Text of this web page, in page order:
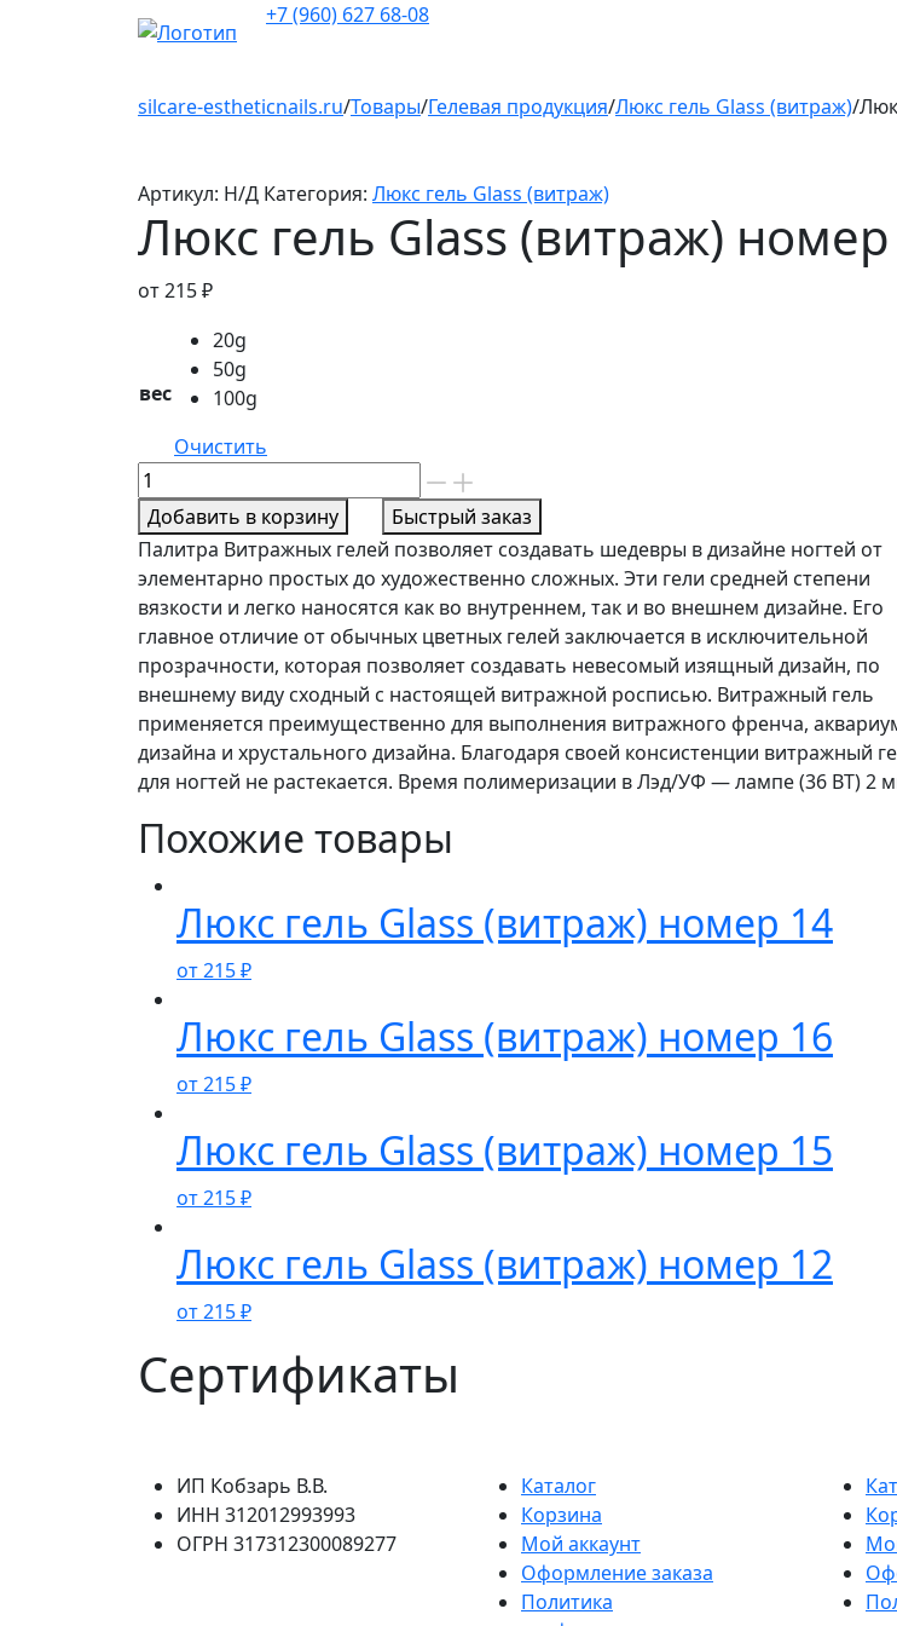
+7 (960) 627 68-08
silcare-estheticnails.ru/Товары/Гелевая продукция/Люкс гель Glass (витраж)/
Артикул: Н/Д Категория: Люкс гель Glass (витраж)
Люкс гель Glass (витраж)
от215₽
вес
20g
50g
100g
Очистить
Количество
товара
Люкс
гель
Glass
(витраж)
номер
7
Добавить в корзину
Быстрый заказ
Палитра Витражных гелей позволяет создавать шедевры в дизайне ногтей от
элементарно простых до художественно сложных. Эти гели cредней степени
вязкости и легко наносятся как во внутреннем, так и во внешнем дизайне. Его
главное отличие от обычных цветных гелей заключается в исключительной
прозрачности, которая позволяет создавать невесомый изящный дизайн, по
внешнему виду сходный с настоящей витражной росписью. Витражный гель
применяется преимущественно для выполнения витражного френча,
дизайна и хрустального дизайна. Благодаря своей консистенции витражный
для ногтей не растекается. Время полимеризации в Лэд/УФ — лампе (36 ВТ) 2
Похожие товары
Люкс гель Glass (витраж) номер 14
от215₽
Люкс гель Glass (витраж) номер 16
от215₽
Люкс гель Glass (витраж) номер 15
от215₽
Люкс гель Glass (витраж) номер 12
от215₽
Сертификаты
ИП Кобзарь В.В.
ИНН 312012993993
ОГРН 317312300089277
Каталог
Корзина
Мой аккаунт
Оформление заказа
Политика